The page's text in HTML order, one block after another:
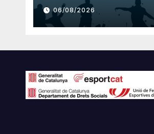
PER A SORDS 2026-
2027
06/08/2026